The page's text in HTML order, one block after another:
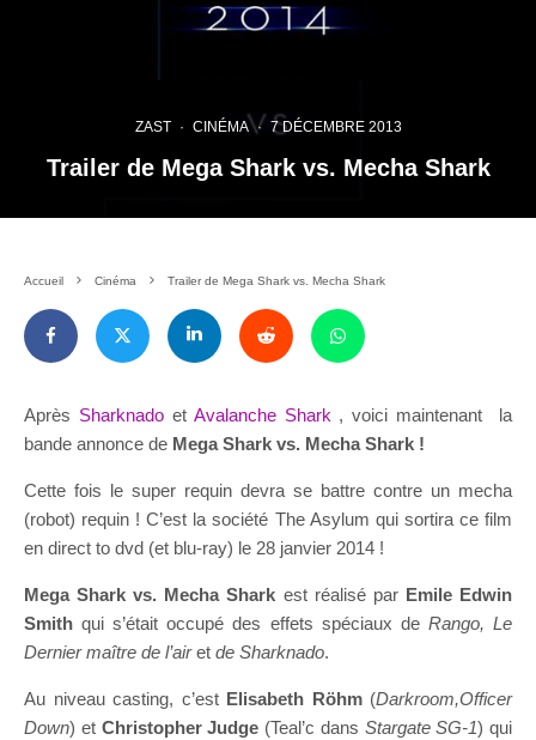
ZAST · CINÉMA · 7 DÉCEMBRE 2013
Trailer de Mega Shark vs. Mecha Shark
Accueil Cinéma Trailer de Mega Shark vs. Mecha Shark
Après Sharknadoet Avalanche Shark, voici maintenant la
bande annonce de Mega Shark vs. Mecha Shark !
Cette fois le super requin devra se battre contre un mecha
(robot) requin ! C’est la société The Asylum qui sortira ce film
en direct to dvd (et blu-ray) le 28 janvier 2014 !
Mega Shark vs. Mecha Shark est réalisé par Emile Edwin
Smith qui s’était occupé des effets spéciaux de Rango, Le
Dernier maître de l’airet de Sharknado.
Au niveau casting, c’estElisabeth Röhm(Darkroom,Officer
Down) etChristopher Judge (Teal’c dans Stargate SG-1) qui